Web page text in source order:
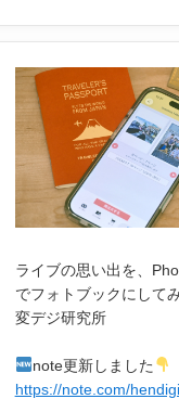
ライブの思い出を、
でフォトブックにして
変デジ研究所
note更新しました
https://note.com/